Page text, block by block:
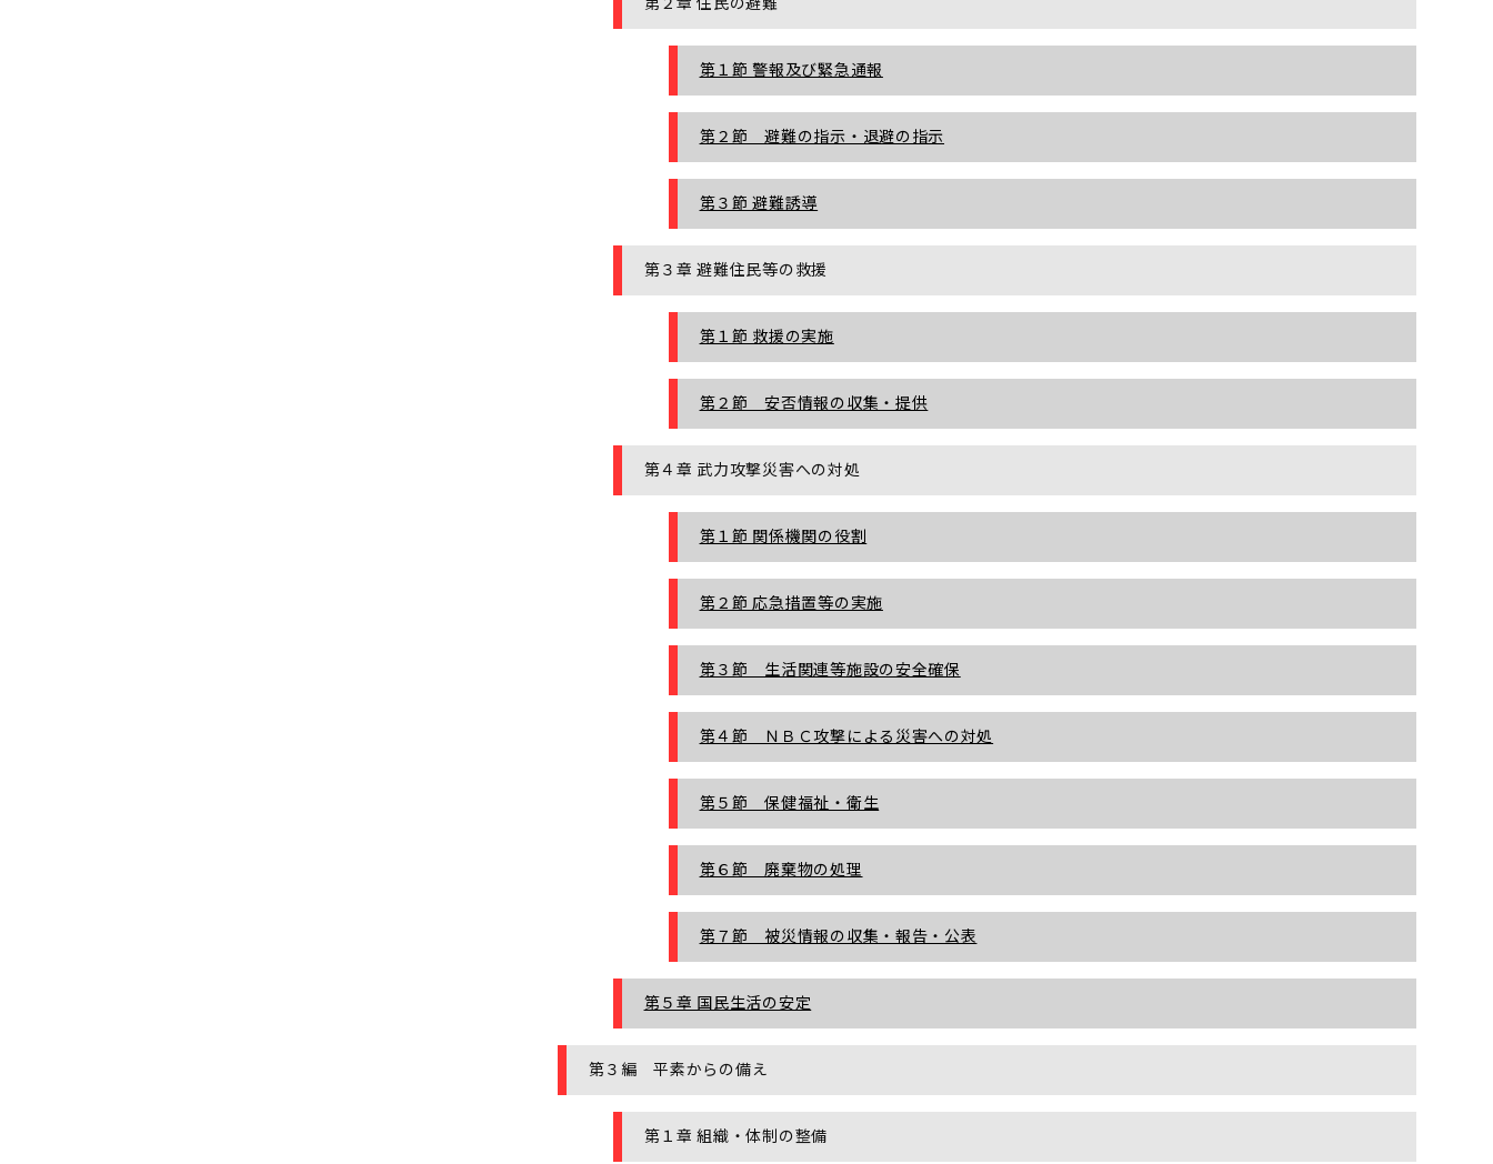
第１節 警報及び緊急通報
第２節 避難の指示・退避の指示
第３節 避難誘導
第３章 避難住民等の救援
第１節 救援の実施
第２節 安否情報の収集・提供
第４章 武力攻撃災害への対処
第１節 関係機関の役割
第２節 応急措置等の実施
第３節 生活関連等施設の安全確保
第４節 ＮＢＣ攻撃による災害への対処
第５節 保健福祉・衛生
第６節 廃棄物の処理
第７節 被災情報の収集・報告・公表
第５章 国民生活の安定
第３編 平素からの備え
第１章 組織・体制の整備